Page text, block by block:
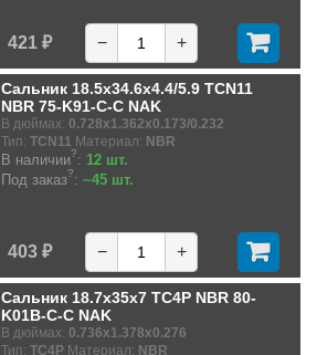
421 ₽ − +
Сальник 18.5x34.6x4.4/5.9 TCN11
NBR 75-K91-C-C NAK
В дюймах: 0.728x1.362x0.173/0.232
Тип: TCN11 Материал: NBR
В наличии?: 12 шт.
Под заказ?: ~45 шт.
403 ₽ − +
Сальник 18.7x35x7 TC4P NBR 80-
K01B-C-C NAK
В дюймах: 0.736x1.378x0.276
Тип: TC4P Материал: NBR